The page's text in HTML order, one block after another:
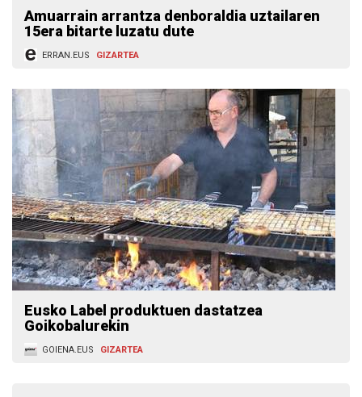
Amuarrain arrantza denboraldia uztailaren
15era bitarte luzatu dute
ERRAN.EUS GIZARTEA
Eusko Label produktuen dastatzea
Goikobalurekin
GOIENA.EUS GIZARTEA